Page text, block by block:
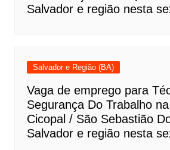
Salvador e região nesta
Salvador e Região (BA)
Vaga de emprego para
Segurança Do Trabalho
Cicopal / São Sebastião
Salvador e região nesta